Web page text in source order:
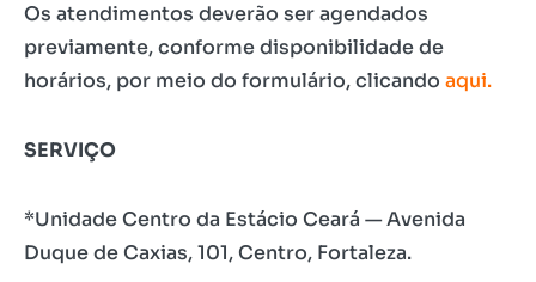
Os atendimentos deverão ser agendados
previamente, conforme disponibilidade de
horários, por meio do formulário, clicando aqui.
SERVIÇO
*Unidade Centro da Estácio Ceará — Avenida
Duque de Caxias, 101, Centro, Fortaleza.